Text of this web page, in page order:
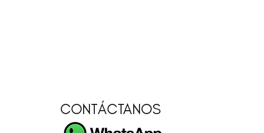
CONTÁCTANOS